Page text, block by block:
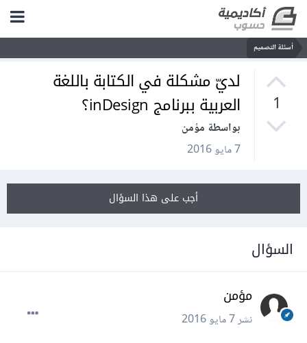
أسئلة التصميم
1
لديّ مشكلة في الكتابة باللغة
العربية ببرنامج inDesign؟
بواسطة مؤمن
7 مايو 2016
أجب على هذا السؤال
السؤال
مؤمن
نشر7 مايو 2016